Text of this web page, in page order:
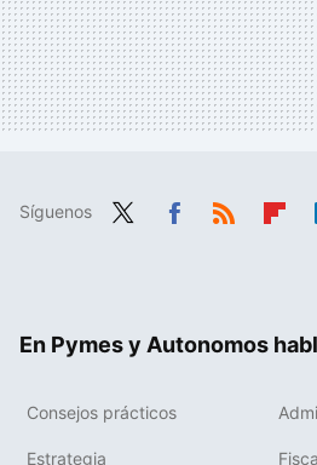
Síguenos
En Pymes y Autonomos
Consejos prácticos
Estrategia